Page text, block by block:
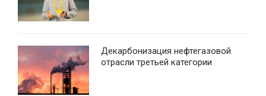
Декарбонизация нефтегазовой
отрасли третьей категории